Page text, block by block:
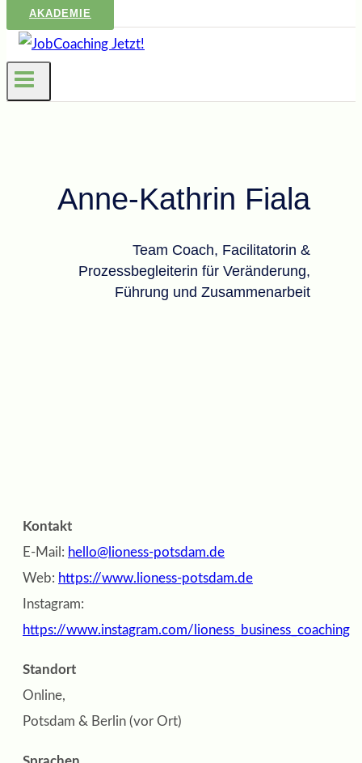
AKADEMIE
Anne-Kathrin Fiala
Team Coach, Facilitatorin &
Prozessbegleiterin für Veränderung,
Führung und Zusammenarbeit
Kontakt
E-Mail: hello@lioness-potsdam.de
Web: https://www.lioness-potsdam.de
Instagram:
https://www.instagram.com/lioness_business_coaching
Standort
Online,
Potsdam & Berlin (vor Ort)